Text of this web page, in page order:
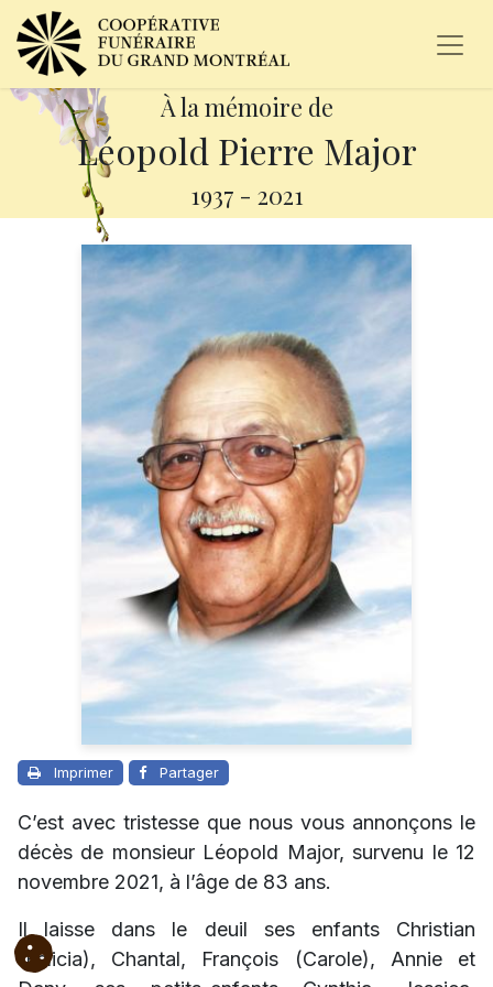
À la mémoire de
Léopold Pierre Major
1937 - 2021
Imprimer Partager
C’est avec tristesse que nous vous annonçons le
décès de monsieur Léopold Major, survenu le 12
novembre 2021, à l’âge de 83 ans.
Il laisse dans le deuil ses enfants Christian
(Felicia), Chantal, François (Carole), Annie et